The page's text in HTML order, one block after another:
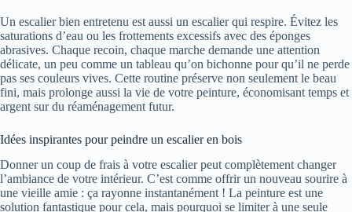
Un escalier bien entretenu est aussi un escalier qui respire. Évitez les
saturations d’eau ou les frottements excessifs avec des éponges
abrasives. Chaque recoin, chaque marche demande une attention
délicate, un peu comme un tableau qu’on bichonne pour qu’il ne perde
pas ses couleurs vives. Cette routine préserve non seulement le beau
fini, mais prolonge aussi la vie de votre peinture, économisant temps et
argent sur du réaménagement futur.
Idées inspirantes pour peindre un escalier en bois
Donner un coup de frais à votre escalier peut complètement changer
l’ambiance de votre intérieur. C’est comme offrir un nouveau sourire à
une vieille amie : ça rayonne instantanément ! La peinture est une
solution fantastique pour cela, mais pourquoi se limiter à une seule